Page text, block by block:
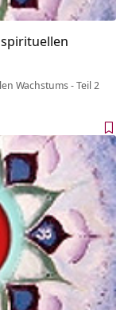
Wachstums - Teil 2